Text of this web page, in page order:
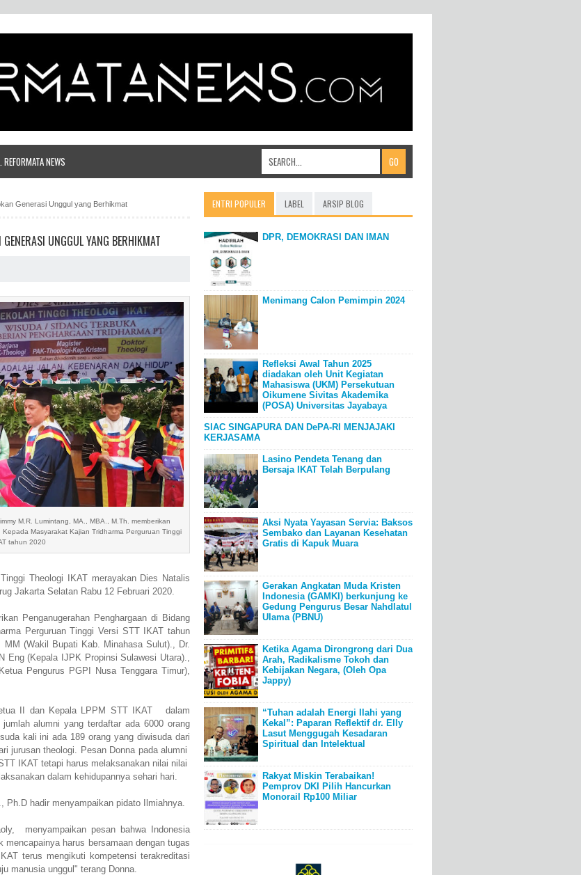
NEWS
Generasi Unggul yang Berhikmat
UNGGUL YANG BERHIKMAT
M.R. Lumintang, MA., MBA., M.Th. memberikan
Masyarakat Kajian Tridharma Perguruan Tinggi
tahun 2020
Theologi IKAT merayakan Dies Natalis
Jakarta Selatan Rabu 12 Februari 2020.
Penganugerahan Penghargaan di Bidang
Perguruan Tinggi Versi STT IKAT tahun
(Wakil Bupati Kab. Minahasa Sulut)., Dr.
(Kepala IJPK Propinsi Sulawesi Utara).,
Pengurus PGPI Nusa Tenggara Timur),
II dan Kepala LPPM STT IKAT dalam
alumni yang terdaftar ada 6000 orang
kali ini ada 189 orang yang diwisuda dari
jurusan theologi. Pesan Donna pada alumni
IKAT tetapi harus melaksanakan nilai nilai
dalam kehidupannya sehari hari.
hadir menyampaikan pidato Ilmiahnya.
menyampaikan pesan bahwa Indonesia
harus bersamaan dengan tugas
terus mengikuti kompetensi terakreditasi
manusia unggul" terang Donna.
ENTRI POPULER LABEL ARSIP BLOG
DPR, DEMOKRASI DAN IMAN
Menimang Calon Pemimpin 2024
Refleksi Awal Tahun 2025
diadakan oleh Unit Kegiatan
Mahasiswa (UKM) Persekutuan
Oikumene Sivitas Akademika
(POSA) Universitas Jayabaya
SIAC SINGAPURA DAN DePA-RI MENJAJAKI
KERJASAMA
Lasino Pendeta Tenang dan
Bersaja IKAT Telah Berpulang
Aksi Nyata Yayasan Servia: Baksos
Sembako dan Layanan Kesehatan
Gratis di Kapuk Muara
Gerakan Angkatan Muda Kristen
Indonesia (GAMKI) berkunjung ke
Gedung Pengurus Besar Nahdlatul
Ulama (PBNU)
Ketika Agama Dirongrong dari Dua
Arah, Radikalisme Tokoh dan
Kebijakan Negara, (Oleh Opa
Jappy)
“Tuhan adalah Energi Ilahi yang
Kekal”: Paparan Reflektif dr. Elly
Lasut Menggugah Kesadaran
Spiritual dan Intelektual
Rakyat Miskin Terabaikan!
Pemprov DKI Pilih Hancurkan
Monorail Rp100 Miliar